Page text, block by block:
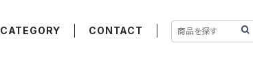
CATEGORY CONTACT